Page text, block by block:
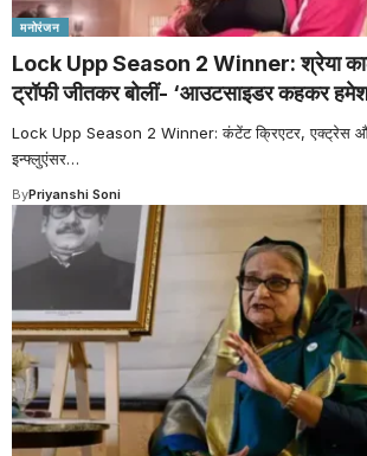
मनोरंजन
Lock Upp Season 2 Winner: श्रेया
ट्रॉफी जीतकर बोलीं- ‘आउटसाइडर कहकर हमेशा
Lock Upp Season 2 Winner: कंटेंट क्रिएटर, एक्ट्रेस
इन्फ्लुएंसर…
ByPriyanshi Soni